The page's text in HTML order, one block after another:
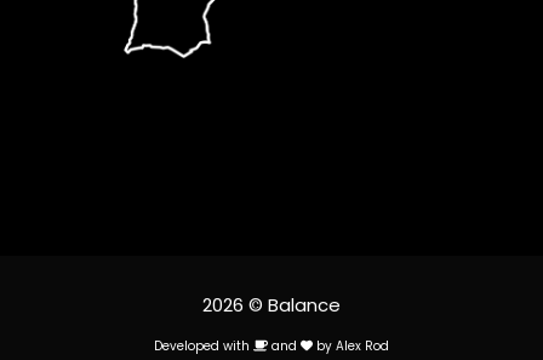
2026 © Balance
Developed with and byAlex Rod